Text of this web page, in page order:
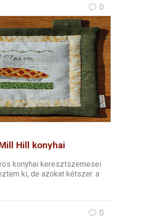
0
Hill konyhai
konyhai keresztszemesei
ki, de azokat kétszer. a
0